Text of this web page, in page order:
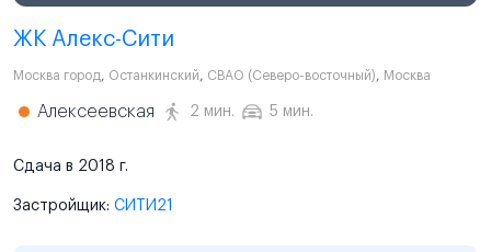
ЖК Алекс-Сити
Москва город, Останкинский, СВАО (Северо-восточный), Москва
Алексеевская 2 мин. 5 мин.
Сдача в 2018 г.
Застройщик: СИТИ21